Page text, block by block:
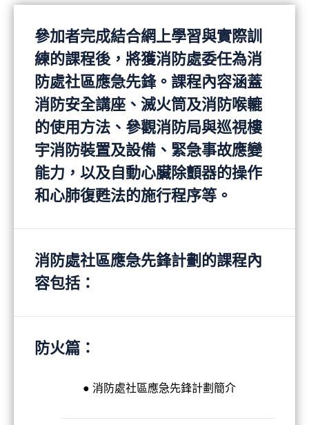
參加者完成結合網上學習與實際訓
練的課程後，將獲消防處委任為消
防處社區應急先鋒。課程內容涵蓋
消防安全講座、滅火筒及消防喉轆
的使用方法、參觀消防局與巡視樓
宇消防裝置及設備、緊急事故應變
能力，以及自動心臟除顫器的操作
和心肺復甦法的施行程序等。
消防處社區應急先鋒計劃的課程內
容包括：
防火篇：
● 消防處社區應急先鋒計劃簡介